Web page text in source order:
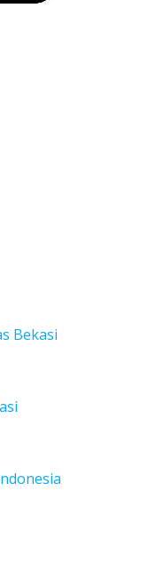
Bekasi